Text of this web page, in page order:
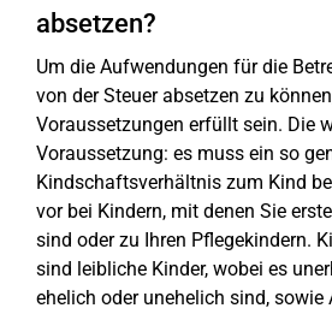
absetzen?
Um die Aufwendungen für die
von der Steuer absetzen zu
Voraussetzungen erfüllt sein. Die
Voraussetzung: es muss ein so
Kindschaftsverhältnis zum Kind
vor bei Kindern, mit denen Sie
sind oder zu Ihren Pflegekindern.
sind leibliche Kinder, wobei es
ehelich oder unehelich sind, sowie